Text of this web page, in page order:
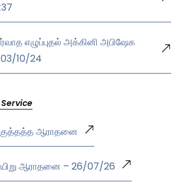
எழுப்புதல் அக்கினி அபிஷேக
10/24
ஆராதனை
ஆராதனை – 26/07/26